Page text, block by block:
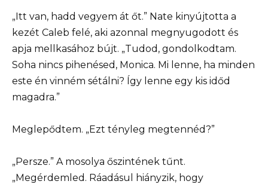
„Itt van, hadd vegyem át őt.” Nate kinyújtotta a
kezét Caleb felé, aki azonnal megnyugodott és
apja mellkasához bújt. „Tudod, gondolkodtam.
Soha nincs pihenésed, Monica. Mi lenne, ha minden
este én vinném sétálni? Így lenne egy kis időd
magadra.”
Meglepődtem. „Ezt tényleg megtennéd?”
„Persze.” A mosolya őszintének tűnt.
„Megérdemled. Ráadásul hiányzik, hogy